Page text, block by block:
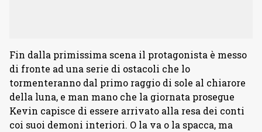
Fin dalla primissima scena il protagonista è messo
di fronte ad una serie di ostacoli che lo
tormenteranno dal primo raggio di sole al chiarore
della luna, e man mano che la giornata prosegue
Kevin capisce di essere arrivato alla resa dei conti
coi suoi demoni interiori. O la va o la spacca, ma